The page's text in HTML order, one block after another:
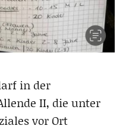
in der
II, die unter
vor Ort